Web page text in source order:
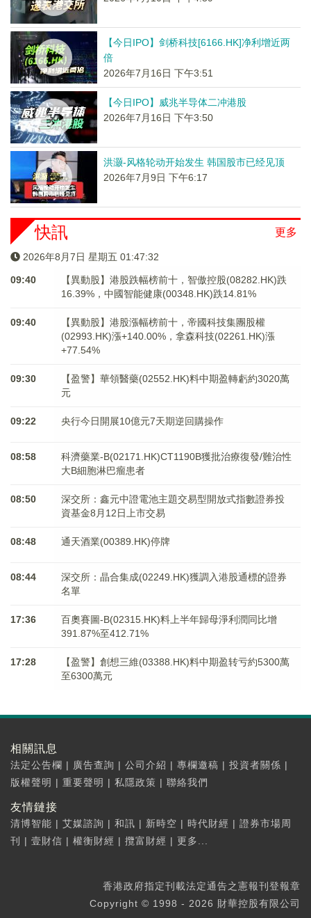
【今日IPO】剑桥科技[6166.HK]净利增近两
倍
2026年7月16日 下午3:51
【今日IPO】威兆半导体二冲港股
2026年7月16日 下午3:50
洪灏-风格轮动开始发生 韩国股市已经见顶
2026年7月9日 下午6:17
更多
快訊
2026年8月7日 星期五 01:47:33
09:40
【異動股】港股跌幅榜前十，智傲控股(08282.HK)跌
16.39%，中國智能健康(00348.HK)跌14.81%
09:40
【異動股】港股漲幅榜前十，帝國科技集團股權
(02993.HK)漲+140.00%，拿森科技(02261.HK)漲
+77.54%
09:30
【盈警】華領醫藥(02552.HK)料中期盈轉虧約3020萬
元
09:22 央行今日開展10億元7天期逆回購操作
08:58
科濟藥業-B(02171.HK)CT1190B獲批治療復發/難治性
大B細胞淋巴瘤患者
08:50
深交所：鑫元中證電池主題交易型開放式指數證券投
資基金8月12日上市交易
08:48 通天酒業(00389.HK)停牌
08:44
深交所：晶合集成(02249.HK)獲調入港股通標的證券
名單
17:36
百奧賽圖-B(02315.HK)料上半年歸母淨利潤同比增
391.87%至412.71%
17:28
【盈警】創想三維(03388.HK)料中期盈转亏約5300萬
至6300萬元
相關訊息
法定公告欄 | 廣告查詢 | 公司介紹 | 專欄邀稿 | 投資者關係 |
版權聲明 | 重要聲明 | 私隱政策 | 聯絡我們
友情鏈接
清博智能 | 艾媒諮詢 | 和訊 | 新時空 | 時代財經 | 證券市場周
刊
| 壹財信 | 權衡財經 | 攬富財經 | 更多...
香港政府指定刊載法定通告之憲報刊登報章
Copyright © 1998 - 2026 財華控股有限公司